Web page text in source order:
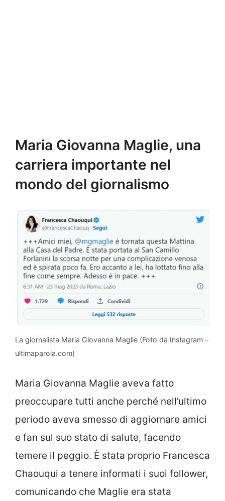
Maria Giovanna Maglie, una
carriera importante nel
mondo del giornalismo
La giornalista Maria Giovanna Maglie (Foto da Instagram –
ultimaparola.com)
Maria Giovanna Maglie aveva fatto
preoccupare tutti anche perché nell’ultimo
periodo aveva smesso di aggiornare amici
e fan sul suo stato di salute, facendo
temere il peggio. È stata proprio Francesca
Chaouqui a tenere informati i suoi follower,
comunicando che Maglie era stata